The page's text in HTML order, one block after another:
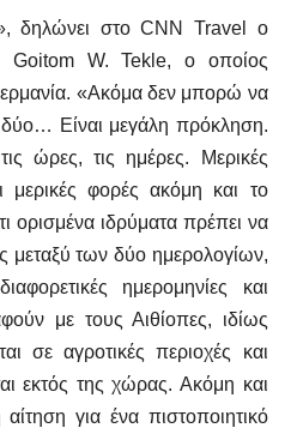
δηλώνει στο CNN Travel ο
Goitom W. Tekle, ο οποίος
«Ακόμα δεν μπορώ να
Είναι μεγάλη πρόκληση.
ώρες, τις ημέρες. Μερικές
μερικές φορές ακόμη και το
ορισμένα ιδρύματα πρέπει να
μεταξύ των δύο ημερολογίων,
ημερομηνίες και
με τους Αιθίοπες, ιδίως
σε αγροτικές περιοχές και
εκτός της χώρας. Ακόμη και
για ένα πιστοποιητικό